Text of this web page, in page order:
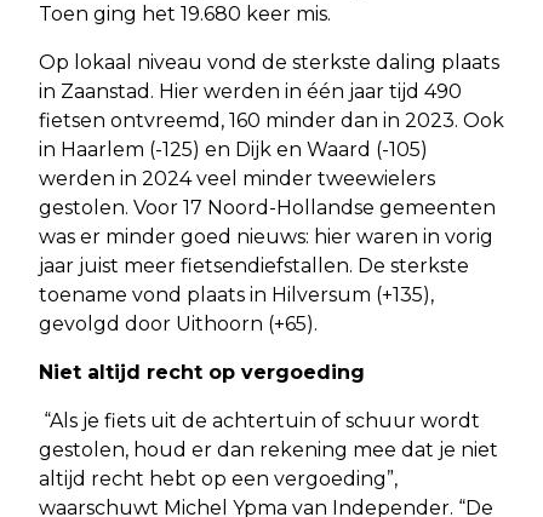
Toen ging het 19.680 keer mis.
Op lokaal niveau vond de sterkste daling plaats
in Zaanstad. Hier werden in één jaar tijd 490
fietsen ontvreemd, 160 minder dan in 2023. Ook
in Haarlem (-125) en Dijk en Waard (-105)
werden in 2024 veel minder tweewielers
gestolen. Voor 17 Noord-Hollandse gemeenten
was er minder goed nieuws: hier waren in vorig
jaar juist meer fietsendiefstallen. De sterkste
toename vond plaats in Hilversum (+135),
gevolgd door Uithoorn (+65).
Niet altijd recht op vergoeding
“Als je fiets uit de achtertuin of schuur wordt
gestolen, houd er dan rekening mee dat je niet
altijd recht hebt op een vergoeding”,
waarschuwt Michel Ypma van Independer. “De